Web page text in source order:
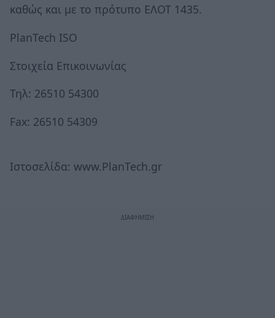
καθώς και με το πρότυπο ΕΛΟΤ 1435.
PlanTech ISO
Στοιχεία Επικοινωνίας
Τηλ: 26510 54300
Fax: 26510 54309
Ιστοσελίδα: www.PlanTech.gr